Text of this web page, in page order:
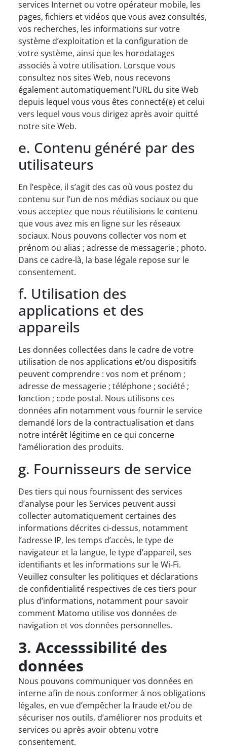
services Internet ou votre opérateur mobile, les
pages, fichiers et vidéos que vous avez consultés,
vos recherches, les informations sur votre
système d’exploitation et la configuration de
votre système, ainsi que les horodatages
associés à votre utilisation. Lorsque vous
consultez nos sites Web, nous recevons
également automatiquement l’URL du site Web
depuis lequel vous vous êtes connecté(e) et celui
vers lequel vous vous dirigez après avoir quitté
notre site Web.
e. Contenu généré par des
utilisateurs
En l’espèce, il s’agit des cas où vous postez du
contenu sur l’un de nos médias sociaux ou que
vous acceptez que nous réutilisions le contenu
que vous avez mis en ligne sur les réseaux
sociaux. Nous pouvons collecter vos nom et
prénom ou alias ; adresse de messagerie ; photo.
Dans ce cadre-là, la base légale repose sur le
consentement.
f. Utilisation des
applications et des
appareils
Les données collectées dans le cadre de votre
utilisation de nos applications et/ou dispositifs
peuvent comprendre : vos nom et prénom ;
adresse de messagerie ; téléphone ; société ;
fonction ; code postal. Nous utilisons ces
données afin notamment vous fournir le service
demandé lors de la contractualisation et dans
notre intérêt légitime en ce qui concerne
l’amélioration des produits.
g. Fournisseurs de service
Des tiers qui nous fournissent des services
d’analyse pour les Services peuvent aussi
collecter automatiquement certaines des
informations décrites ci-dessus, notamment
l’adresse IP, les temps d’accès, le type de
navigateur et la langue, le type d’appareil, ses
identifiants et les informations sur le Wi-Fi.
Veuillez consulter les politiques et déclarations
de confidentialité respectives de ces tiers pour
plus d’informations, notamment pour savoir
comment Matomo utilise vos données de
navigation et vos données personnelles.
3. Accesssibilité des
données
Nous pouvons communiquer vos données en
interne afin de nous conformer à nos obligations
légales, en vue d’empêcher la fraude et/ou de
sécuriser nos outils, d’améliorer nos produits et
services ou après avoir obtenu votre
consentement.